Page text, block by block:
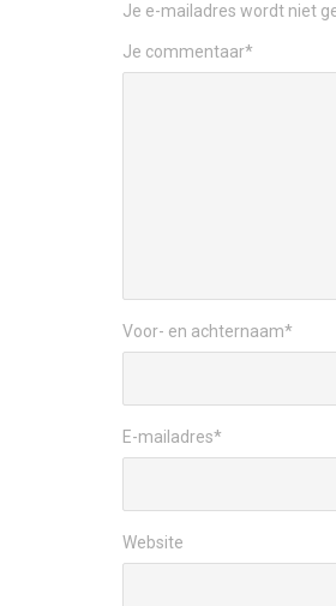
Je e-mailadres wordt niet
Je commentaar*
Voor- en achternaam*
E-mailadres*
Website